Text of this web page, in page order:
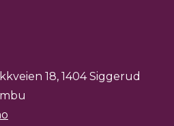
18, 1404 Siggerud